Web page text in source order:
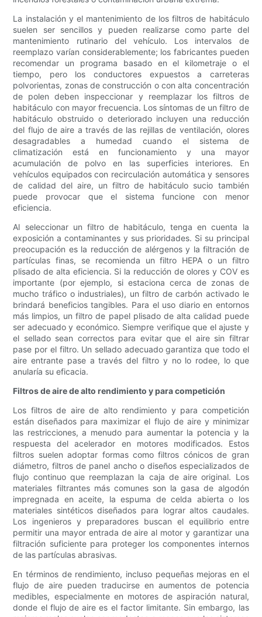
La instalación y el mantenimiento de los filtros de habitáculo
suelen ser sencillos y pueden realizarse como parte del
mantenimiento rutinario del vehículo. Los intervalos de
reemplazo varían considerablemente; los fabricantes pueden
recomendar un programa basado en el kilometraje o el
tiempo, pero los conductores expuestos a carreteras
polvorientas, zonas de construcción o con alta concentración
de polen deben inspeccionar y reemplazar los filtros de
habitáculo con mayor frecuencia. Los síntomas de un filtro de
habitáculo obstruido o deteriorado incluyen una reducción
del flujo de aire a través de las rejillas de ventilación, olores
desagradables a humedad cuando el sistema de
climatización está en funcionamiento y una mayor
acumulación de polvo en las superficies interiores. En
vehículos equipados con recirculación automática y sensores
de calidad del aire, un filtro de habitáculo sucio también
puede provocar que el sistema funcione con menor
eficiencia.
Al seleccionar un filtro de habitáculo, tenga en cuenta la
exposición a contaminantes y sus prioridades. Si su principal
preocupación es la reducción de alérgenos y la filtración de
partículas finas, se recomienda un filtro HEPA o un filtro
plisado de alta eficiencia. Si la reducción de olores y COV es
importante (por ejemplo, si estaciona cerca de zonas de
mucho tráfico o industriales), un filtro de carbón activado le
brindará beneficios tangibles. Para el uso diario en entornos
más limpios, un filtro de papel plisado de alta calidad puede
ser adecuado y económico. Siempre verifique que el ajuste y
el sellado sean correctos para evitar que el aire sin filtrar
pase por el filtro. Un sellado adecuado garantiza que todo el
aire entrante pase a través del filtro y no lo rodee, lo que
anularía su eficacia.
Filtros de aire de alto rendimiento y para competición
Los filtros de aire de alto rendimiento y para competición
están diseñados para maximizar el flujo de aire y minimizar
las restricciones, a menudo para aumentar la potencia y la
respuesta del acelerador en motores modificados. Estos
filtros suelen adoptar formas como filtros cónicos de gran
diámetro, filtros de panel ancho o diseños especializados de
flujo continuo que reemplazan la caja de aire original. Los
materiales filtrantes más comunes son la gasa de algodón
impregnada en aceite, la espuma de celda abierta o los
materiales sintéticos diseñados para lograr altos caudales.
Los ingenieros y preparadores buscan el equilibrio entre
permitir una mayor entrada de aire al motor y garantizar una
filtración suficiente para proteger los componentes internos
de las partículas abrasivas.
En términos de rendimiento, incluso pequeñas mejoras en el
flujo de aire pueden traducirse en aumentos de potencia
medibles, especialmente en motores de aspiración natural,
donde el flujo de aire es el factor limitante. Sin embargo, las